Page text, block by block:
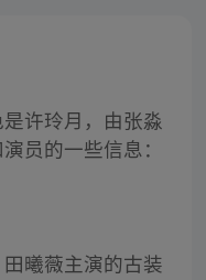
许玲月，由张淼
员的一些信息：
曦薇主演的古装